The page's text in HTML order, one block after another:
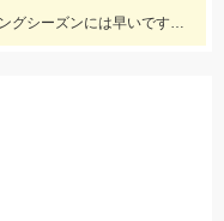
今季３回目の芦ノ湖。本格的なジギングシーズンには早いですが、サクラマス狙いで１人釣行。